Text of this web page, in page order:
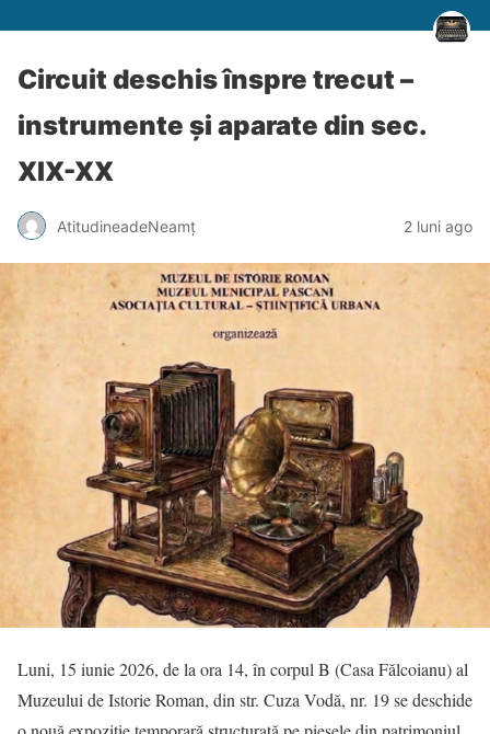
Circuit deschis înspre trecut –
instrumente și aparate din sec.
XIX-XX
AtitudineadeNeamț 2 luni ago
Luni, 15 iunie 2026, de la ora 14, în corpul B (Casa Fălcoianu) al
Muzeului de Istorie Roman, din str. Cuza Vodă, nr. 19 se deschide